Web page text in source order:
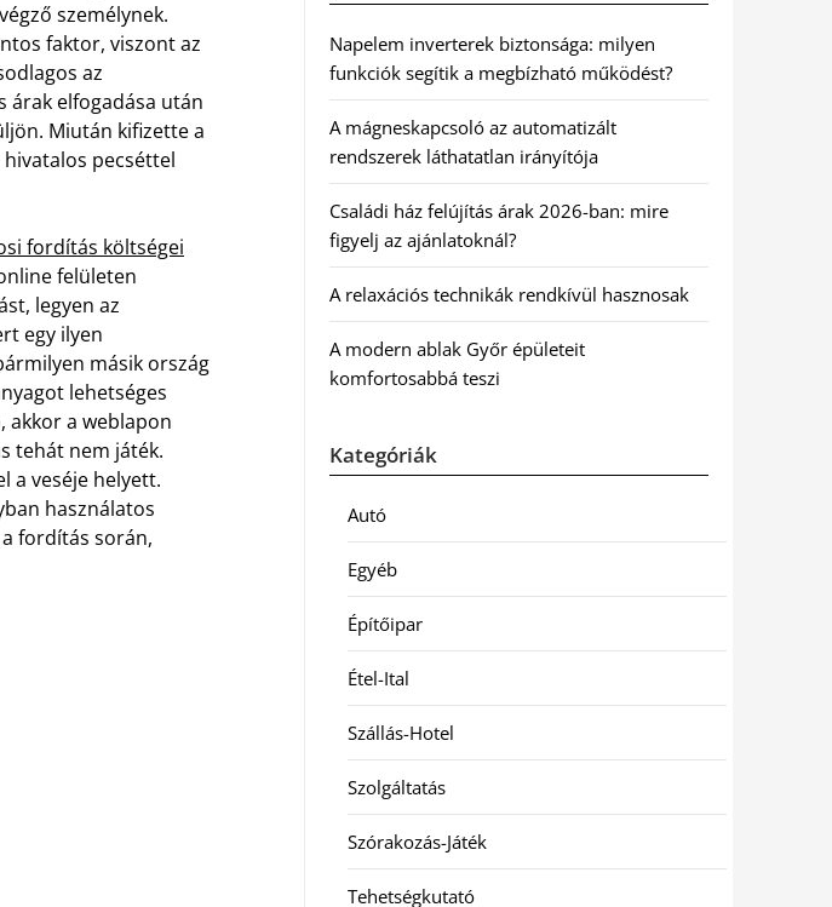
személynek.
faktor, viszont az
az
árak elfogadása után
Miután kifizette a
pecséttel
fordítás költségei
felületen
legyen az
egy ilyen
másik ország
lehetséges
akkor a weblapon
tehát nem játék.
a veséje helyett.
használatos
fordítás során,
Napelem inverterek biztonsága: milyen
funkciók segítik a megbízható működést?
A mágneskapcsoló az automatizált
rendszerek láthatatlan irányítója
Családi ház felújítás árak 2026-ban: mire
figyelj az ajánlatoknál?
A relaxációs technikák rendkívül hasznosak
A modern ablak Győr épületeit
komfortosabbá teszi
Kategóriák
Autó
Egyéb
Építőipar
Étel-Ital
Szállás-Hotel
Szolgáltatás
Szórakozás-Játék
Tehetségkutató